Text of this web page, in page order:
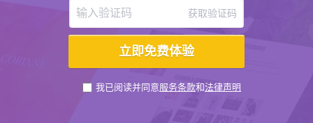
获取验证码
我已阅读并同意服务条款和法律声明